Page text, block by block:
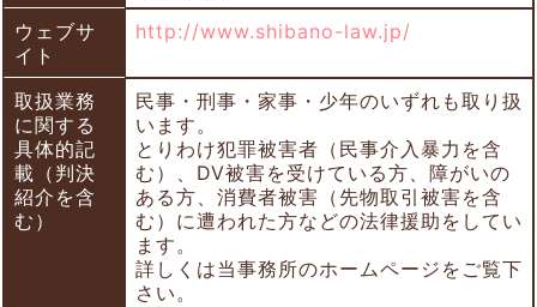
ウェブサ
イト
http://www.shibano-law.jp/
取扱業務
に関する
具体的記
載（判決
紹介を含
む）
民事・刑事・家事・少年のいずれも取り扱
います。
とりわけ犯罪被害者（民事介入暴力を含
む）、DV被害を受けている方、障がいの
ある方、消費者被害（先物取引被害を含
む）に遭われた方などの法律援助をしてい
ます。
詳しくは当事務所のホームページをご覧下
さい。